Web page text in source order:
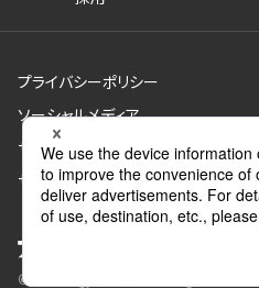
プライバシーポリシー
ソーシャルメディア
サイトのご利用について
サイトマップ
© Aica Kogyo Co., Ltd. all rights reserved.